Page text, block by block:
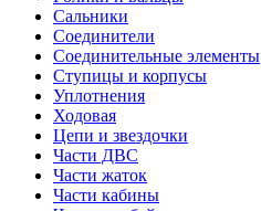
Сальники
Соединители
Соединительные элементы
Ступицы и корпусы
Уплотнения
Ходовая
Цепи и звездочки
Части ДВС
Части жаток
Части кабины